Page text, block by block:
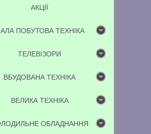
АКЦІЇ
ПОБУТОВА ТЕХНІКА
ТЕЛЕВІЗОРИ
ВБУДОВАНА ТЕХНІКА
ВЕЛИКА ТЕХНІКА
ОБЛАДНАННЯ